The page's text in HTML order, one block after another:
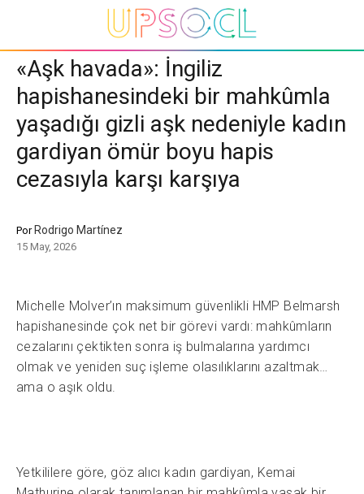
«Aşk havada»: İngiliz
hapishanesindeki bir mahkûmla
yaşadığı gizli aşk nedeniyle kadın
gardiyan ömür boyu hapis
cezasıyla karşı karşıya
Por Rodrigo Martínez
15 May, 2026
Michelle Molver’ın maksimum güvenlikli HMP Belmarsh
hapishanesinde çok net bir görevi vardı: mahkûmların
cezalarını çektikten sonra iş bulmalarına yardımcı
olmak ve yeniden suç işleme olasılıklarını azaltmak…
ama o aşık oldu.
Yetkililere göre, göz alıcı kadın gardiyan, Kemai